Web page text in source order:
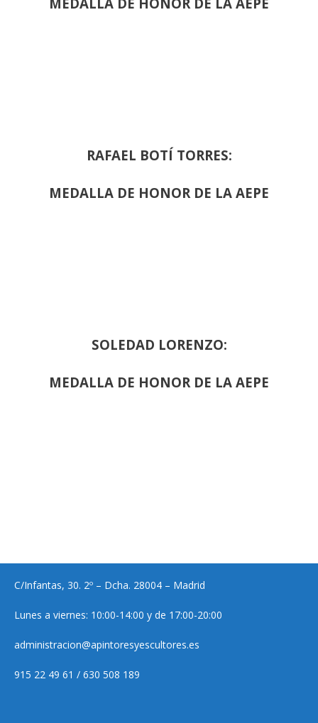
RAFAEL BOTÍ TORRES:
MEDALLA DE HONOR DE LA AEPE
SOLEDAD LORENZO:
MEDALLA DE HONOR DE LA AEPE
C/Infantas, 30. 2º – Dcha. 28004 – Madrid
Lunes a viernes: 10:00-14:00 y de 17:00-20:00
administracion@apintoresyescultores.es
915 22 49 61 / 630 508 189